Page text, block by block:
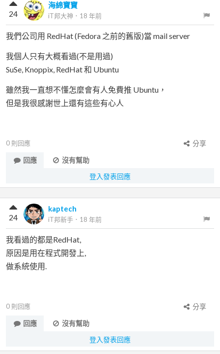
海綿寶寶
iT邦大神 ． 18 年前
24
我們公司用 RedHat (Fedora 之前的舊版)當 mail server
我個人只有大概看過(不是用過)
SuSe, Knoppix, RedHat 和 Ubuntu
雖然我一直想不懂怎麼會有人免費推 Ubuntu，
但是我很感謝世上還有這些有心人
0 則回應
分享
回應
沒有幫助
登入發表回應
kaptech
iT邦新手 ． 18 年前
24
我看過的都是RedHat,
原因是用在程式開發上,
做系統使用.
0 則回應
分享
回應
沒有幫助
登入發表回應